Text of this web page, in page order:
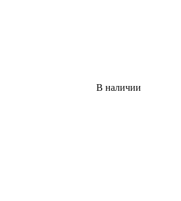
В наличии